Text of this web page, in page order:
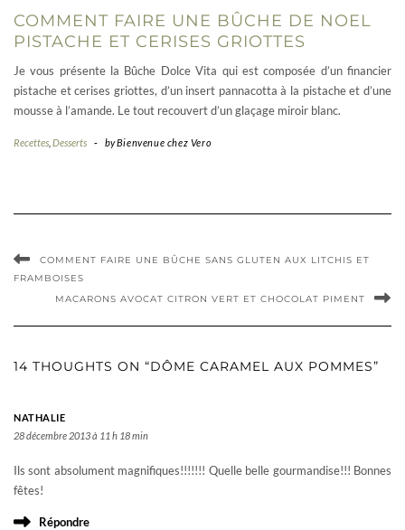
COMMENT FAIRE UNE BÛCHE DE NOEL
PISTACHE ET CERISES GRIOTTES
Je vous présente la Bûche Dolce Vita qui est composée d’un financier
pistache et cerises griottes, d’un insert pannacotta à la pistache et d’une
mousse à l’amande. Le tout recouvert d’un glaçage miroir blanc.
Recettes Desserts - byBienvenue chez Vero
COMMENT FAIRE UNE BÛCHE SANS GLUTEN AUX LITCHIS ET
FRAMBOISES
MACARONS AVOCAT CITRON VERT ET CHOCOLAT PIMENT
14 THOUGHTS ON “DÔME CARAMEL AUX POMMES”
NATHALIE
28 décembre 2013 à 11 h 18 min
Ils sont absolument magnifiques!!!!!!! Quelle belle gourmandise!!! Bonnes
fêtes!
Répondre